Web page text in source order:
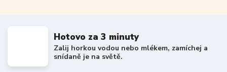
Hotovo za 3 minuty
Zalij horkou vodou nebo mlékem, zamíchej a
snídaně je na světě.